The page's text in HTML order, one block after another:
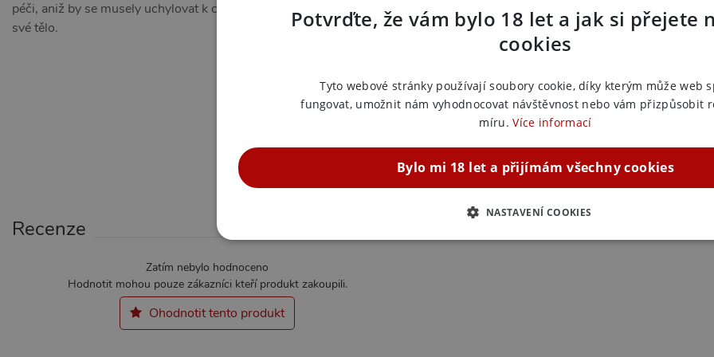
péči, aniž by se musely uchylovat k chirurgickým zákrokům. Pro ty, kdo touží po přirozené a efektivní péči o
své tělo.
EAN:
Výrobce:
Recenze
Zatím nebylo hodnoceno
Hodnotit mohou pouze zákazníci kteří produkt zakoupili.
Ohodnotit tento produkt
Potvrďte, že vám bylo 18 let a jak si přejete
cookies
Tyto webové stránky používají soubory cookie, díky kterým může web
fungovat, umožnit nám vyhodnocovat návštěvnost nebo vám přizpůsobit
míru. Více informací
Bylo mi 18 let a přijímám všechny cookies
NASTAVENÍ COOKIES
NEZBYTNĚ NUTNÉ ANALYTICKÉ MARKETINGOVÉ